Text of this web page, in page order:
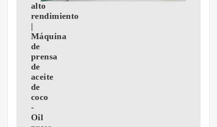
alto
rendimiento
|
Máquina
de
prensa
de
aceite
de
coco
-
Oil